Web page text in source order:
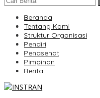
Beranda
Tentang Kami
Struktur Organisasi
Pendiri
Penasehat
Pimpinan
Berita